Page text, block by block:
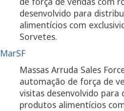
desenvolvido para
alimentícios com
Sorvetes.
MarSF
Massas Arruda Sales
automação de força de
visitas desenvolvido para
produtos alimentícios